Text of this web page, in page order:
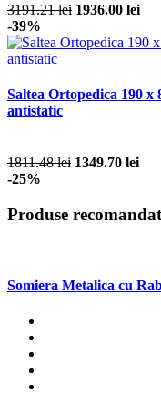
3191.21 lei 1936.00 lei
-39%
Saltea Ortopedica 190
antistatic
1811.48 lei 1349.70 lei
-25%
Produse
Somiera Metalica cu